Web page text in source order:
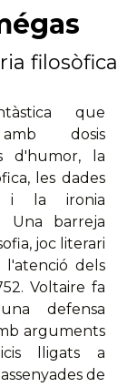
filosòfica
que
dosis
d'humor, la
les dades
i la ironia
Una barreja
joc literari
l'atenció dels
Voltaire fa
defensa
arguments
lligats a
de